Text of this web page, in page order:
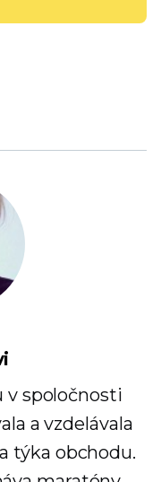
v spoločnosti
a vzdelávala
týka obchodu.